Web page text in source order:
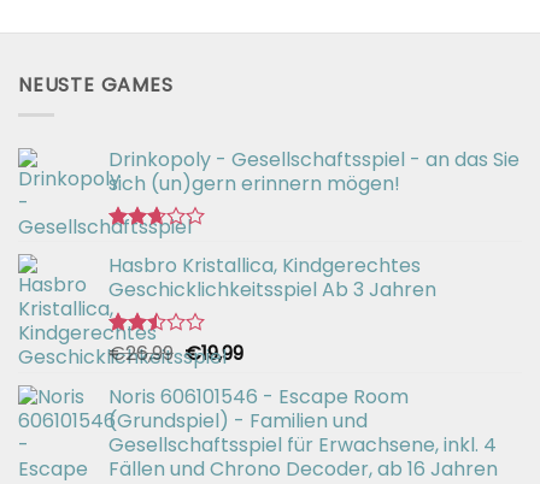
NEUSTE GAMES
Drinkopoly - Gesellschaftsspiel - an das Sie
sich (un)gern erinnern mögen!
Bewertet
mit
2.67
von 5
Hasbro Kristallica, Kindgerechtes
Geschicklichkeitsspiel Ab 3 Jahren
Bewertet
mit
2.49
von 5
€26,99 Ursprünglicher
Preis
war:
€26,99
€19,99Aktueller
ist:
€19,99.
Noris 606101546 - Escape Room
(Grundspiel) - Familien und
Gesellschaftsspiel für Erwachsene, inkl. 4
Fällen und Chrono Decoder, ab 16 Jahren